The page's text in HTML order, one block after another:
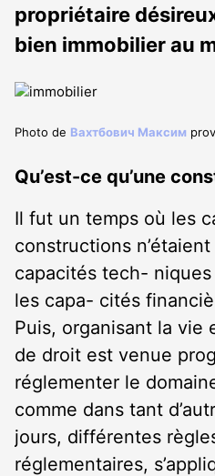
propriétaire
bien immobilier au
Photo de Вахтбович Максим
Qu’est-ce qu’une
Il fut un temps où les
constructions
capacités tech-
les capa- cités
Puis, organisant la vie
de droit est venue
réglementer le
comme dans tant
jours, différentes
réglementaires,